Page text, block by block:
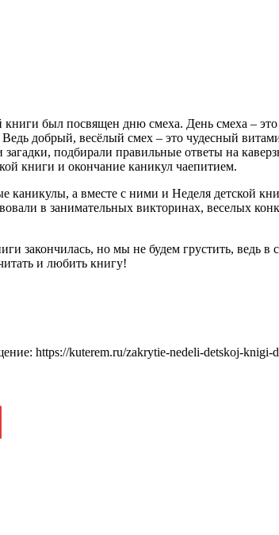
был посвящен дню смеха. День смеха –
добрый, весёлый смех – это чудесный
загадки, подбирали правильные ответы на
книги и окончание каникул чаепитием.
каникулы, а вместе с ними и Неделя детской
в занимательных викторинах, веселых
закончилась, но мы не будем грустить, ведь
и любить книгу!
https://kuterem.ru/zakrytie-nedeli-detskoj-knigi-